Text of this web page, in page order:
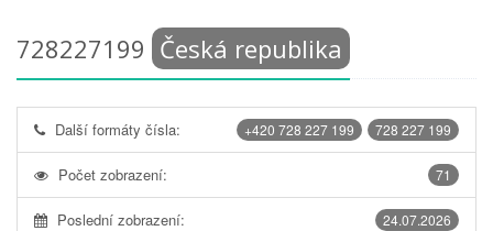
728227199 Česká republika
728 227 199
+420 728 227 199
Další formáty čísla:
71
Počet zobrazení:
24.07.2026
Poslední zobrazení: